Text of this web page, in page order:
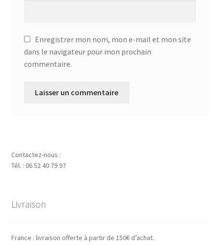
Enregistrer mon nom, mon e-mail et mon site
dans le navigateur pour mon prochain
commentaire.
Contactez-nous :
Tél. : 06 52 40 79 97
Livraison
France : livraison offerte à partir de 150€ d’achat.